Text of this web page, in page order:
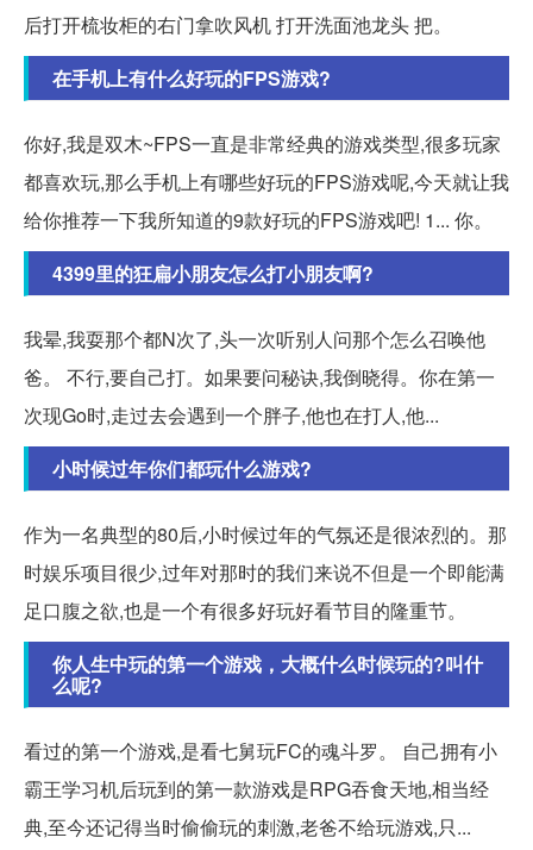
后打开梳妆柜的右门拿吹风机 打开洗面池龙头 把。
在手机上有什么好玩的FPS游戏?
你好,我是双木~FPS一直是非常经典的游戏类型,很多玩家
都喜欢玩,那么手机上有哪些好玩的FPS游戏呢,今天就让我
给你推荐一下我所知道的9款好玩的FPS游戏吧! 1... 你。
4399里的狂扁小朋友怎么打小朋友啊?
我晕,我耍那个都N次了,头一次听别人问那个怎么召唤他
爸。 不行,要自己打。如果要问秘诀,我倒晓得。你在第一
次现Go时,走过去会遇到一个胖子,他也在打人,他...
小时候过年你们都玩什么游戏?
作为一名典型的80后,小时候过年的气氛还是很浓烈的。那
时娱乐项目很少,过年对那时的我们来说不但是一个即能满
足口腹之欲,也是一个有很多好玩好看节目的隆重节。
你人生中玩的第一个游戏，大概什么时候玩的?叫什
么呢?
看过的第一个游戏,是看七舅玩FC的魂斗罗。 自己拥有小
霸王学习机后玩到的第一款游戏是RPG吞食天地,相当经
典,至今还记得当时偷偷玩的刺激,老爸不给玩游戏,只...